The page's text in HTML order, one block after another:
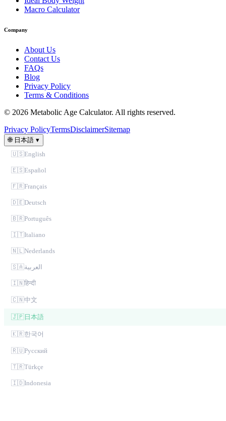
Macro Calculator
Company
About Us
Contact Us
FAQs
Blog
Privacy Policy
Terms & Conditions
© 2026 Metabolic Age Calculator. All rights reserved.
Privacy PolicyTermsDisclaimerSitemap
🌐 日本語 ▾
🇺🇸English
🇪🇸Español
🇫🇷Français
🇩🇪Deutsch
🇧🇷Português
🇮🇹Italiano
🇳🇱Nederlands
🇸🇦العربية
🇮🇳हिन्दी
🇨🇳中文
🇯🇵日本語
🇰🇷한국어
🇷🇺Русский
🇹🇷Türkçe
🇮🇩Indonesia